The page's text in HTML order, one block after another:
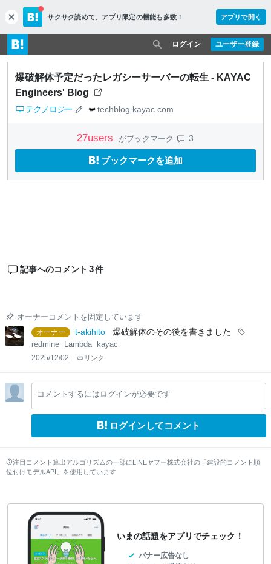
c
l
o
s
e
サクサク読めて、 アプリ限定の機能も多数！ アプリで開く
ユーザー登録
ログイン
爆破解体予定だったレガシーサーバーの転生 - KAYAC
Engineers' Blog
テクノロジー techblog.kayac.com
27users がブックマーク 3
ブックマークを追加
記事へのコメント 3件
オーナーコメントを固定しています
オーナー
t-akihito 爆破解体のその後を書きました
redmine Lambda kayac
2025/12/02 リンク
コメントするにはログインが必要です
ログインしてコメント
注目コメント算出アルゴリズムの一部にLINEヤフー株式会社の「建設的コメント順
位付けモデルAPI」を使用しています
いまの話題をアプリでチェック！
バナー広告なし